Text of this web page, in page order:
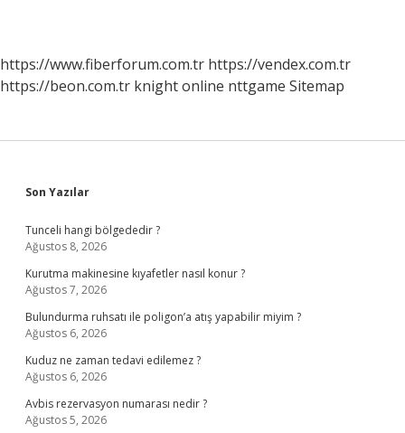
Anlama
Gelir
https://www.fiberforum.com.tr https://vendex.com.tr
https://beon.com.tr knight online nttgame Sitemap
Sidebar
Son Yazılar
Tunceli hangi bölgededir ?
Ağustos 8, 2026
Kurutma makinesine kıyafetler nasıl konur ?
Ağustos 7, 2026
Bulundurma ruhsatı ile poligon’a atış yapabilir miyim ?
Ağustos 6, 2026
Kuduz ne zaman tedavi edilemez ?
Ağustos 6, 2026
Avbis rezervasyon numarası nedir ?
Ağustos 5, 2026